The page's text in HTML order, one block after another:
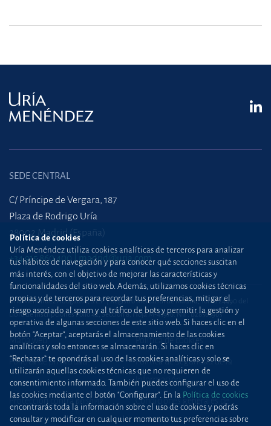
SEDE CENTRAL
C/ Príncipe de Vergara, 187
Plaza de Rodrigo Uría
28002 Madrid (España)
+34 915 860 400 madrid@uria.com
Uría Menéndez Abogados, S.L.P. | Registro Mercantil de Madrid, Tomo 24490 del
Libro de Inscripciones Folio 42, Sección 8, Hoja M-43976. NIF: B28563963
Mapa web Política de cookies
Política de privacidad
Política de Seguridad de la
Información
Protección contraphishing
Condiciones generales de
contratación
Política de cookies
Uría Menéndez utiliza cookies analíticas de terceros para analizar
tus hábitos de navegación y para conocer qué secciones suscitan
más interés, con el objetivo de mejorar las características y
funcionalidades del sitio web. Además, utilizamos cookies técnicas
propias y de terceros para recordar tus preferencias, mitigar el
riesgo asociado al spam y al tráfico de bots y permitir la gestión y
operativa de algunas secciones de este sitio web. Si haces clic en el
botón "Aceptar", aceptarás el almacenamiento de las cookies
analíticas y solo entonces se almacenarán. Si haces clic en
“Rechazar” te opondrás al uso de las cookies analíticas y solo se
utilizarán aquellas cookies técnicas que no requieren de
consentimiento informado. También puedes configurar el uso de
las cookies mediante el botón "Configurar". En la Política de cookies
encontrarás toda la información sobre el uso de cookies y podrás
consultar y modificar en cualquier momento tus preferencias sobre